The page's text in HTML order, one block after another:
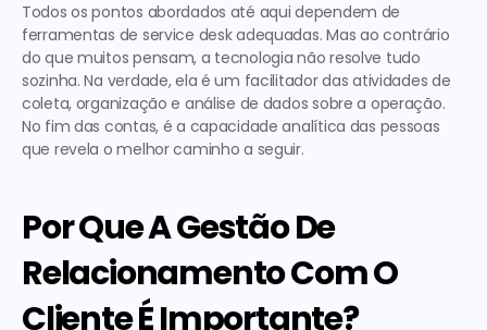
Todos os pontos abordados até aqui dependem de
ferramentas de service desk adequadas. Mas ao contrário
do que muitos pensam, a tecnologia não resolve tudo
sozinha. Na verdade, ela é um facilitador das atividades de
coleta, organização e análise de dados sobre a operação.
No fim das contas, é a capacidade analítica das pessoas
que revela o melhor caminho a seguir.
Por Que A Gestão De
Relacionamento Com O
Cliente É Importante?